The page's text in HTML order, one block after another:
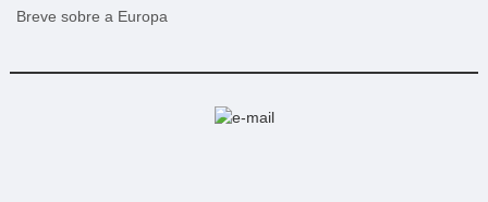
Breve sobre a Europa